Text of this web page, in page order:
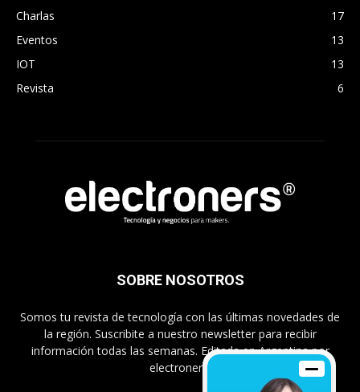
Charlas
17
Eventos
13
IOT
13
Revista
6
SOBRE NOSOTROS
Somos tu revista de tecnología con las últimas novedades de
la región. Suscribite a nuestro newsletter para recibir
información todas las semanas. Editada en Argentina por
electroners.